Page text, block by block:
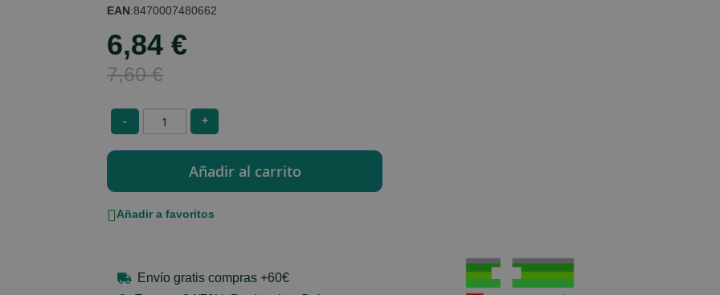
EAN:8470007480662
Special
Price
6,84 €
7,60 €
- +
Añadir a favoritos
Envío gratis compras +60€